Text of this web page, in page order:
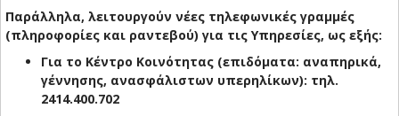
Παράλληλα, λειτουργούν νέες τηλεφωνικές γραμμές
(πληροφορίες και ραντεβού) για τις Υπηρεσίες, ως εξής:
Για το Κέντρο Κοινότητας (επιδόματα: αναπηρικά,
γέννησης, ανασφάλιστων υπερηλίκων): τηλ.
2414.400.702